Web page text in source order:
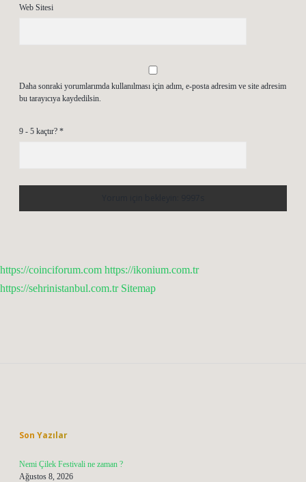
Web Sitesi
Daha sonraki yorumlarımda kullanılması için adım, e-posta adresim ve site adresim
bu tarayıcıya kaydedilsin.
9 - 5 kaçtır? *
https://coinciforum.com https://ikonium.com.tr
https://sehrinistanbul.com.tr Sitemap
Son Yazılar
Nemi Çilek Festivali ne zaman ?
Ağustos 8, 2026